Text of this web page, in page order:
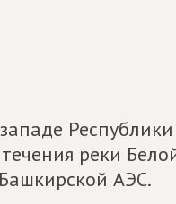
реки
АЭС.